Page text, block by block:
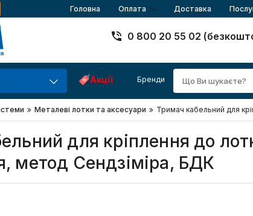
Головна Оплата Доставка
0 800 20 55 02
Акції Бренди
Металеві лотки та аксесуари Тримач кабельний для
для кріплення до
метод Сендзіміра, БДК